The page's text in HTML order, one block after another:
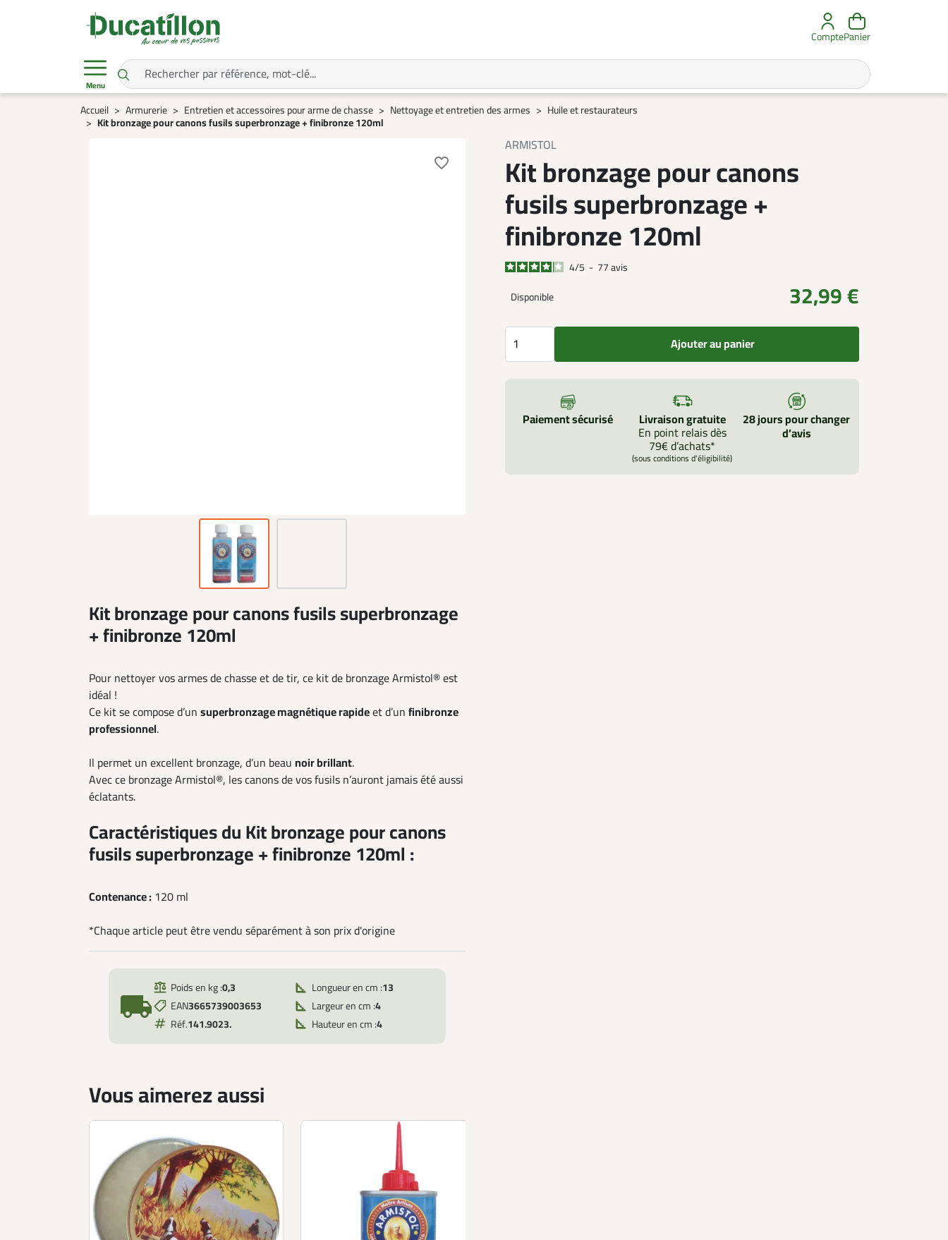
ComptePanier
Menu
Accueil Armurerie Entretien et accessoires pour arme de chasse Nettoyage et entretien des armes
Huile et restaurateurs
Kit bronzage pour canons fusils superbronzage + finibronze 120ml
favorite_border
ARMISTOL
Kit bronzage pour canons
fusils superbronzage +
finibronze 120ml
4/5 - 77avis
Disponible
32,99 €
Ajouter au panier
Paiement sécurisé Livraison gratuite
En point relais dès
79€ d’achats*
(sous conditions d'éligibilité)
28 jours pour changer
d’avis
Kit bronzage pour canons fusils superbronzage
+ finibronze 120ml
Pour nettoyer vos armes de chasse et de tir, ce kit de bronzage Armistol® est
idéal !
Ce kit se compose d’un superbronzage magnétique rapideet d’un finibronze
professionnel.
Il permet un excellent bronzage, d’un beau noir brillant.
Avec ce bronzage Armistol®, les canons de vos fusils n’auront jamais été aussi
éclatants.
Caractéristiques du Kit bronzage pour canons
fusils superbronzage + finibronze 120ml :
Contenance : 120 ml
*Chaque article peut être vendu séparément à son prix d'origine
local_shipping
Poids en kg :0,3
EAN3665739003653
Réf.141.9023.
Longueur en cm :13
Largeur en cm :4
Hauteur en cm :4
Vous aimerez aussi